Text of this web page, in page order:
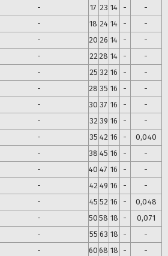
- 17 23 14 -
-
- 18 24 14 -
-
- 20 26 14 -
-
- 2228 14 -
-
- 25 32 16 -
-
- 28 35 16 -
-
- 30 37 16 -
-
- 32 39 16 -
-
- 35 42 16 -
0,040
- 38 45 16 -
-
- 40 47 16 -
-
- 42 49 16 -
-
- 45 52 16 -
0,048
- 50 58 18 -
0,071
- 55 63 18 -
-
- 60 68 18 -
-